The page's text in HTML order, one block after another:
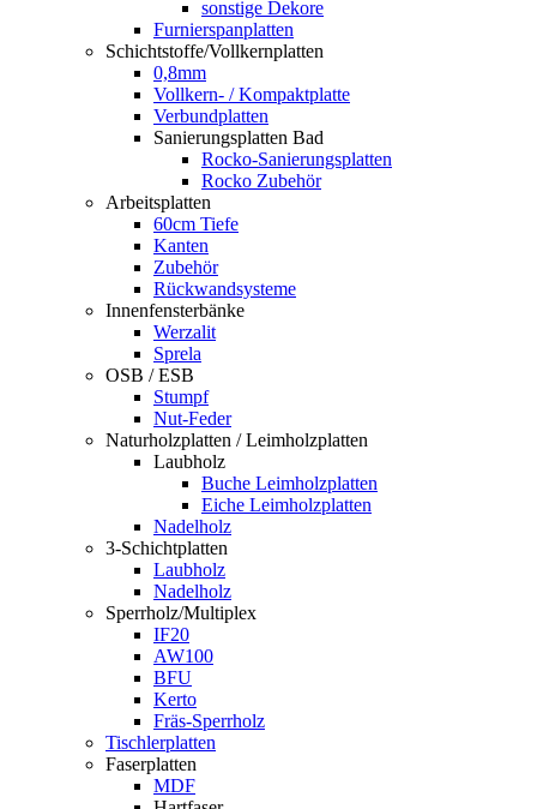
sonstige Dekore
Furnierspanplatten
Schichtstoffe/Vollkernplatten
0,8mm
Vollkern- / Kompaktplatte
Verbundplatten
Sanierungsplatten Bad
Rocko-Sanierungsplatten
Rocko Zubehör
Arbeitsplatten
60cm Tiefe
Kanten
Zubehör
Rückwandsysteme
Innenfensterbänke
Werzalit
Sprela
OSB / ESB
Stumpf
Nut-Feder
Naturholzplatten / Leimholzplatten
Laubholz
Buche Leimholzplatten
Eiche Leimholzplatten
Nadelholz
3-Schichtplatten
Laubholz
Nadelholz
Sperrholz/Multiplex
IF20
AW100
BFU
Kerto
Fräs-Sperrholz
Tischlerplatten
Faserplatten
MDF